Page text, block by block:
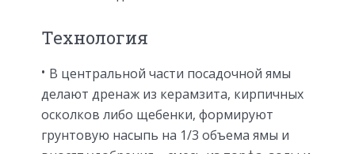
Технология
В центральной части посадочной ямы
делают дренаж из керамзита, кирпичных
осколков либо щебенки, формируют
грунтовую насыпь на 1/3 объема ямы и